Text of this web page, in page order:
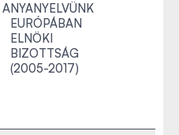
ANYANYELVÜNK
EURÓPÁBAN
ELNÖKI
BIZOTTSÁG
(2005-2017)